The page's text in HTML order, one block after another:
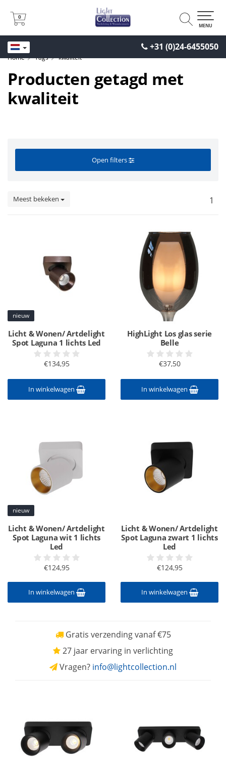
+31 (0)24-6455050
0
0
MENU
Home Tags kwaliteit
Producten getagd met
kwaliteit
Open filters
Meest bekeken 1
nieuw
Licht & Wonen/ Artdelight
Spot Laguna 1 lichts Led
€134,95
In winkelwagen
HighLight Los glas serie
Belle
€37,50
In winkelwagen
nieuw
Licht & Wonen/ Artdelight
Spot Laguna wit 1 lichts
Led
€124,95
In winkelwagen
Licht & Wonen/ Artdelight
Spot Laguna zwart 1 lichts
Led
€124,95
In winkelwagen
Gratis verzending vanaf €75
27 jaar ervaring in verlichting
Vragen? info@lightcollection.nl